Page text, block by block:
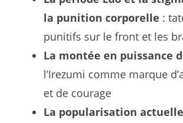
la punition corporelle :
punitifs sur le front et les
La montée en puissance
l’Irezumi comme marque
et de courage
La popularisation actuelle